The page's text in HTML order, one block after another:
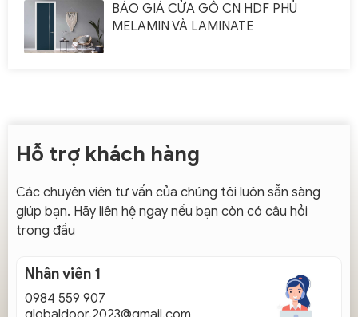
BÁO GIÁ CỬA GỖ CN HDF PHỦ
MELAMIN VÀ LAMINATE
Hỗ trợ khách hàng
Các chuyên viên tư vấn của chúng tôi luôn sẵn sàng
giúp bạn. Hãy liên hệ ngay nếu bạn còn có câu hỏi
trong đầu
Nhân viên 1
0984 559 907